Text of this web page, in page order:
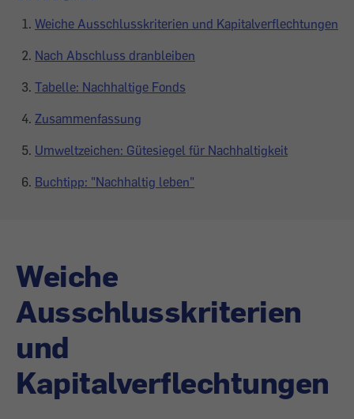
Weiche Ausschlusskriterien und Kapitalverflechtungen
Nach Abschluss dranbleiben
Tabelle: Nachhaltige Fonds
Zusammenfassung
Umweltzeichen: Gütesiegel für Nachhaltigkeit
Buchtipp: "Nachhaltig leben"
Weiche
Ausschlusskriterien
und
Kapitalverflechtungen